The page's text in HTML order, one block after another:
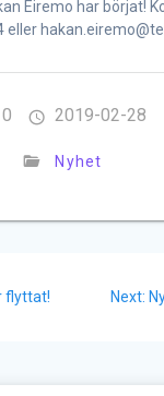
Eiremo har börjat!
eller
0 2019-02-28
Nyhet
flyttat! Next: